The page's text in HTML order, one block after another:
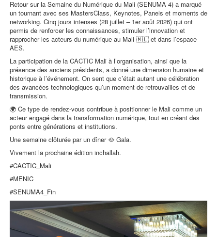
Retour sur la Semaine du Numérique du Mali (SENUMA 4) a marqué
un tournant avec ses MastersClass, Keynotes, Panels et moments de
networking. Cinq jours intenses (28 juillet – 1er août 2026) qui ont
permis de renforcer les connaissances, stimuler l’innovation et
rapprocher les acteurs du numérique au Mali 🇲🇱 et dans l’espace
AES.
La participation de la CACTIC Mali à l’organisation, ainsi que la
présence des anciens présidents, a donné une dimension humaine et
historique à l’événement. On sent que c’était autant une célébration
des avancées technologiques qu’un moment de retrouvailles et de
transmission.
🌍 Ce type de rendez-vous contribue à positionner le Mali comme un
acteur engagé dans la transformation numérique, tout en créant des
ponts entre générations et institutions.
Une semaine clôturée par un dîner 🥘 Gala.
Vivement la prochaine édition inchallah.
#CACTIC_Mali
#MENIC
#SENUMA4_Fin